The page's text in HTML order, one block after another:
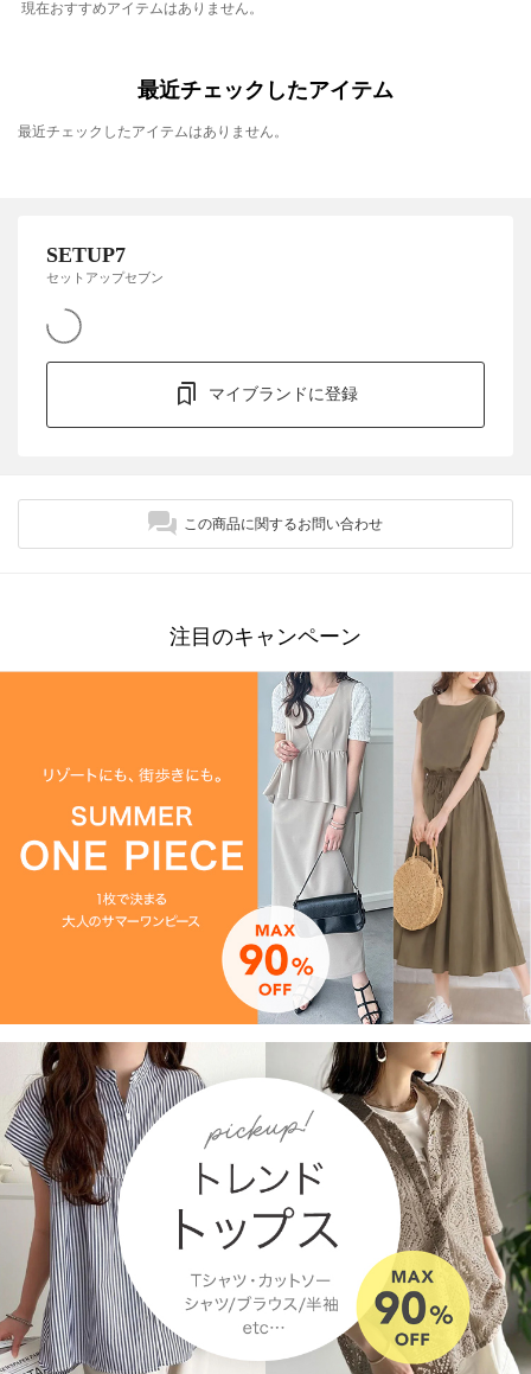
現在おすすめアイテムはありません。
最近チェックしたアイテム
最近チェックしたアイテムはありません。
SETUP7
セットアップセブン
マイブランドに登録
この商品に関するお問い合わせ
注目のキャンペーン